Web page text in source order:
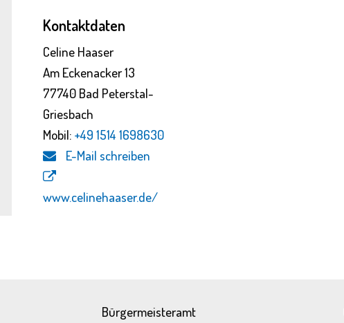
Kontaktdaten
Celine Haaser
Am Eckenacker 13
77740 Bad Peterstal-
Griesbach
Mobil: +49 1514 1698630
E-Mail schreiben
www.celinehaaser.de/
Bürgermeisteramt